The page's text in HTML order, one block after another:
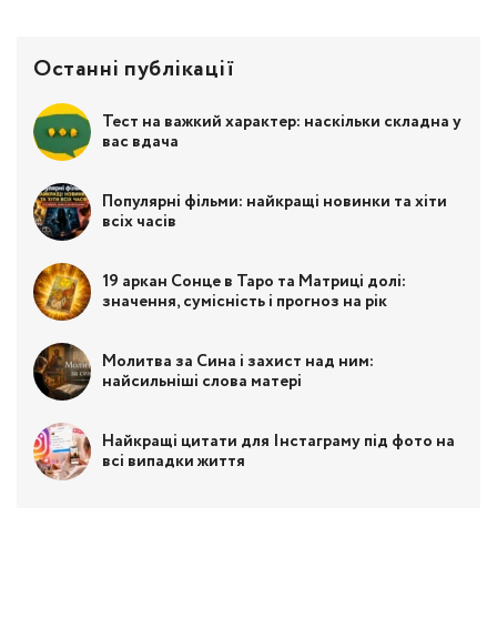
Останні публікації
Тест на важкий характер: наскільки складна у
вас вдача
Популярні фільми: найкращі новинки та хіти
всіх часів
19 аркан Сонце в Таро та Матриці долі:
значення, сумісність і прогноз на рік
Молитва за Сина і захист над ним:
найсильніші слова матері
Найкращі цитати для Інстаграму під фото на
всі випадки життя